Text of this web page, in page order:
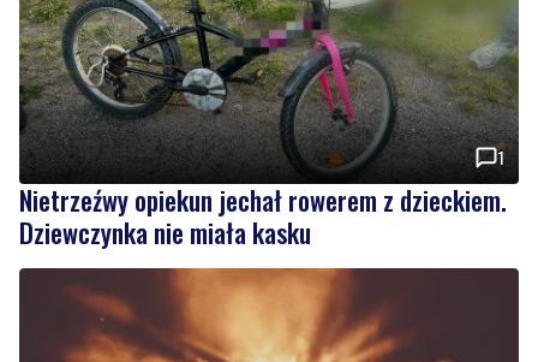
1
Nietrzeźwy opiekun jechał rowerem z dzieckiem.
Dziewczynka nie miała kasku